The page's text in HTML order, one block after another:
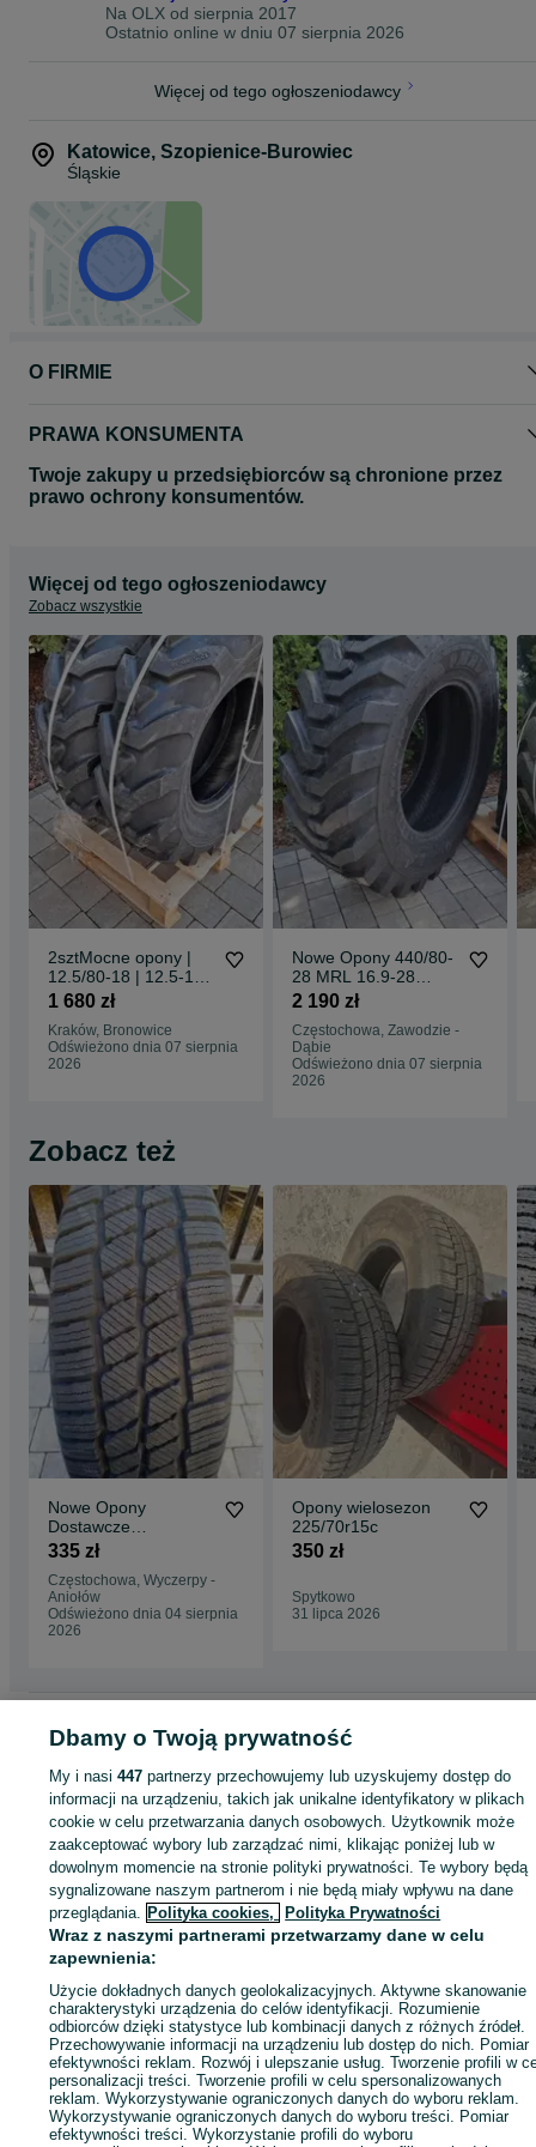
Na OLX od sierpnia 2017
Ostatnio online w dniu 07 sierpnia 2026
Więcej od tego ogłoszeniodawcy
Katowice, Szopienice-Burowiec
Śląskie
O FIRMIE
PRAWA KONSUMENTA
Twoje zakupy u przedsiębiorców są chronione przez
prawo ochrony konsumentów.
Więcej od tego ogłoszeniodawcy
Zobacz wszystkie
2sztMocne opony |
12.5/80-18 | 12.5-18
MOCNE 12PR
1 680 zł
Kraków, Bronowice
Odświeżono dnia 07 sierpnia
2026
Nowe Opony 440/80-
28 MRL 16.9-28
16PR 440/80-28
opony pobranie
dostawa 0zł
2 190 zł
Częstochowa, Zawodzie -
Dąbie
Odświeżono dnia 07 sierpnia
2026
Zobacz też
Nowe Opony
Dostawcze
Całoroczne Bus
112/110R GOODRIDE
DOT 2026
335 zł
Częstochowa, Wyczerpy -
Aniołów
Odświeżono dnia 04 sierpnia
2026
Opony wielosezon
225/70r15c
350 zł
Spytkowo
31 lipca 2026
Katowice
Opony - Szopienice-Burowiec
KATEGORIA
ID:813930782 Wyświetlenia:
Zadzwoń / SMS Wyślij wiadomość
Dbamy o Twoją prywatność
My i nasi447 partnerzy przechowujemy lub uzyskujemy dostęp do
informacji na urządzeniu, takich jak unikalne identyfikatory w plikach
cookie w celu przetwarzania danych osobowych. Użytkownik może
zaakceptować wybory lub zarządzać nimi, klikając poniżej lub w
dowolnym momencie na stronie polityki prywatności. Te wybory będą
sygnalizowane naszym partnerom i nie będą miały wpływu na dane
przeglądania. Polityka cookies, Polityka Prywatności
Wraz z naszymi partnerami przetwarzamy dane w celu
zapewnienia:
Użycie dokładnych danych geolokalizacyjnych. Aktywne skanowanie
charakterystyki urządzenia do celów identyfikacji. Rozumienie
odbiorców dzięki statystyce lub kombinacji danych z różnych źródeł.
Przechowywanie informacji na urządzeniu lub dostęp do nich. Pomiar
efektywności reklam. Rozwój i ulepszanie usług. Tworzenie profili w
personalizacji treści. Tworzenie profili w celu spersonalizowanych
reklam. Wykorzystywanie ograniczonych danych do wyboru reklam.
Wykorzystywanie ograniczonych danych do wyboru treści. Pomiar
efektywności treści. Wykorzystanie profili do wyboru